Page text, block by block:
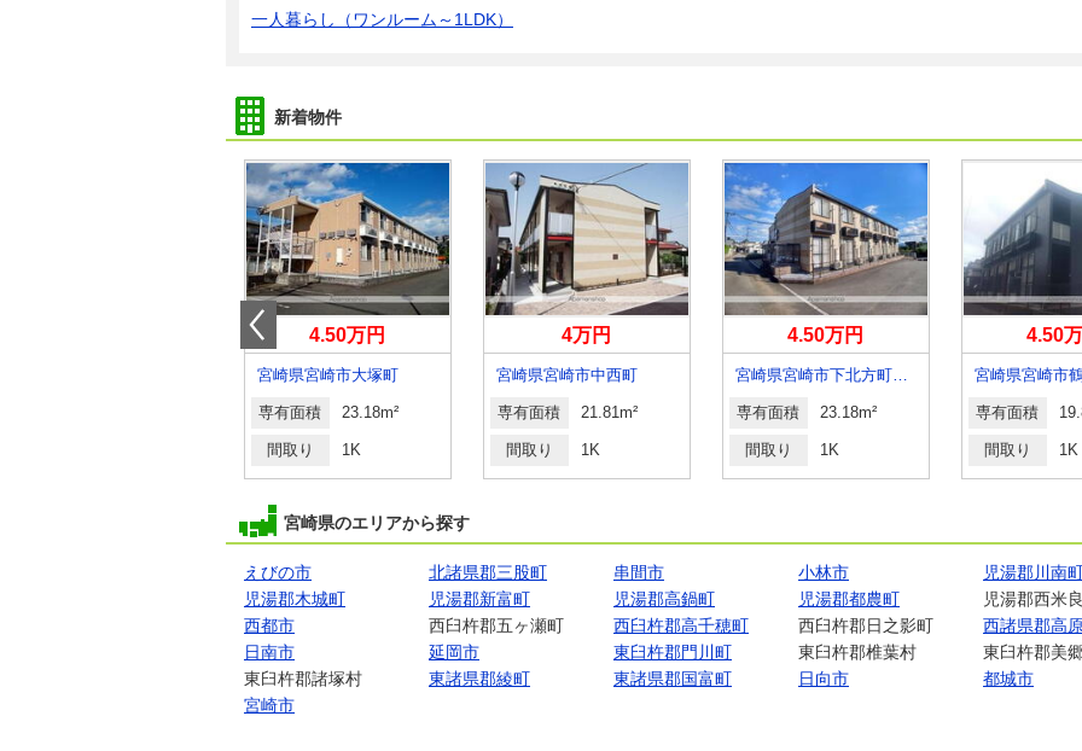
一人暮らし（ワンルーム～1LDK）
新着物件
4.50万円
宮崎県宮崎市大塚町
専有面積 23.18m²
間取り 1K
4万円
宮崎県宮崎市中西町
専有面積 21.81m²
間取り 1K
4.50万円
宮崎県宮崎市下北方町塚原
専有面積 23.18m²
間取り 1K
4.50
宮崎県宮崎市
専有面積
間取り 1K
宮崎県のエリアから探す
えびの市 北諸県郡三股町 串間市 小林市
児湯郡川南
児湯郡木城町
児湯郡新富町 児湯郡高鍋町 児湯郡都農町
児湯郡西米
西都市
西臼杵郡五ヶ瀬町 西臼杵郡高千穂町 西臼杵郡日之影町
西諸県郡高
日南市
延岡市 東臼杵郡門川町 東臼杵郡椎葉村
東臼杵郡美
東臼杵郡諸塚村
東諸県郡綾町 東諸県郡国富町 日向市
都城市
宮崎市